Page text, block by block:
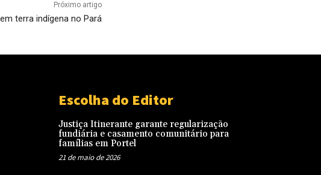
Próximo artigo
terra indígena no Pará
Escolha do Editor
Justiça Itinerante garante regularização
fundiária e casamento comunitário para
famílias em Portel
21 de maio de 2026